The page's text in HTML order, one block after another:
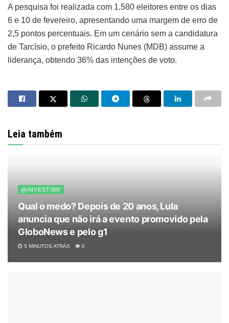
A pesquisa foi realizada com 1.580 eleitores entre os dias
6 e 10 de fevereiro, apresentando uma margem de erro de
2,5 pontos percentuais. Em um cenário sem a candidatura
de Tarcísio, o prefeito Ricardo Nunes (MDB) assume a
liderança, obtendo 36% das intenções de voto.
Leia também
@INVESTIBR
Qual o medo? Depois de 20 anos, Lula
anuncia que não irá a evento promovido pela
GloboNews e pelo g1
5 MINUTOS ATRÁS 0